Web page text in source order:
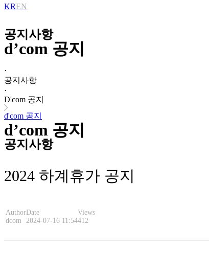
KREN
공지사항
d’com 공지
·
공지사항
·
D'com 공지
d'com 공지
d’com 공지
공지사항
2024 하계휴가 공지
Author
dcom
Date
2024-07-16 11:54
Views
412